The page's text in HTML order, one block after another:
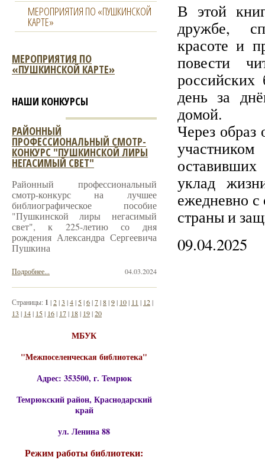
В этой
дружбе,
красоте и
повести
российских
день за
домой.
Через образ
уклад
ежедневно
страны и
09.04.2025
МЕРОПРИЯТИЯ ПО «ПУШКИНСКОЙ
КАРТЕ»
МЕРОПРИЯТИЯ ПО
«ПУШКИНСКОЙ КАРТЕ»
НАШИ КОНКУРСЫ
РАЙОННЫЙ
ПРОФЕССИОНАЛЬНЫЙ СМОТР-
КОНКУРС "ПУШКИНСКОЙ ЛИРЫ
НЕГАСИМЫЙ СВЕТ"
Районный профессиональный
смотр-конкурс на лучшее
библиографическое пособие
"Пушкинской лиры негасимый
свет", к 225-летию со дня
рождения Александра Сергеевича
Пушкина
04.03.2024
Подробнее...
Страницы: 1 |2|3 |4| 5|6|7|8|9| 10| 11 | 12|
13 | 14| 15| 16| 17| 18| 19|20
МБУК
"Межпоселенческая библиотека"
Адрес: 353500, г. Темрюк
Темрюкский район, Краснодарский
край
ул. Ленина 88
Режим работы библиотеки: